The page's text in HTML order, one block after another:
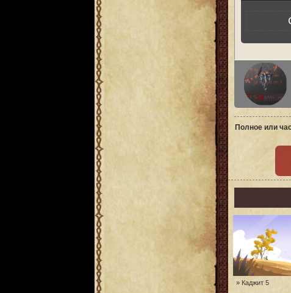
Полное или
» Каджит 5